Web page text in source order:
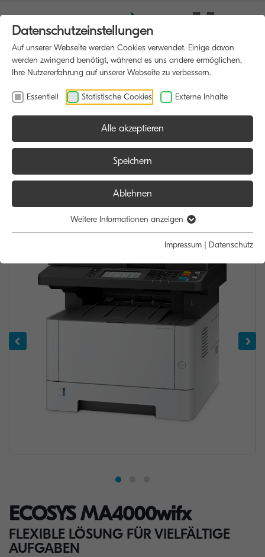
ECOSYS MA4000wifx
FLEXIBLE LÖSUNG FÜR VIELFÄLTIGE
AUFGABEN
Datenschutzeinstellungen
Auf unserer Webseite werden Cookies verwendet. Einige davon
werden zwingend benötigt, während es uns andere ermöglichen,
Ihre Nutzererfahrung auf unserer Webseite zu verbessern.
Essentiell Statistische Cookies Externe Inhalte
Alle akzeptieren
Speichern
Ablehnen
Weitere Informationen anzeigen
Impressum | Datenschutz